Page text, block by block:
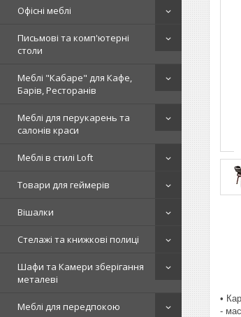
Офісні меблі
Письмові та комп'ютерні
столи
Меблі "Кабаре" для Кафе,
Барів, Ресторанів
Меблі для перукарень та
салонів краси
Меблі в стилі Loft
Товари для геймерів
Вішалки
Стелажі та книжкові полиці
Шафи та Камери зберігання
металеві
Меблі для передпокою
•
-